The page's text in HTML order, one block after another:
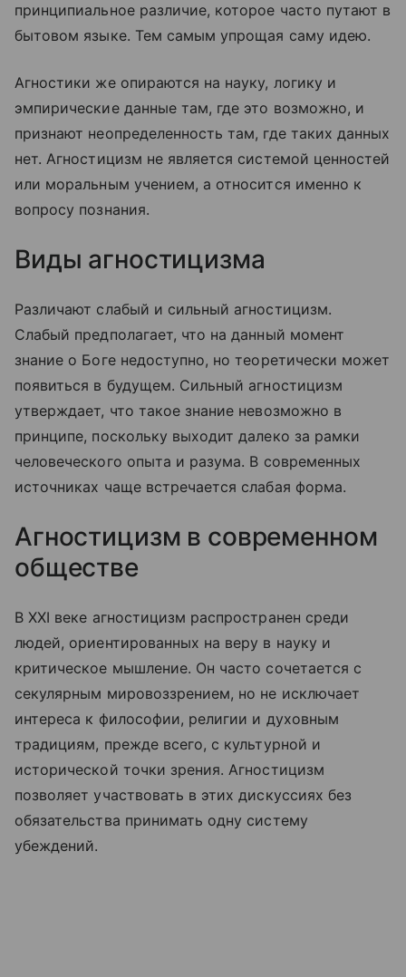
принципиальное различие, которое часто путают в
бытовом языке. Тем самым упрощая саму идею.
Агностики же опираются на науку, логику и
эмпирические данные там, где это возможно, и
признают неопределенность там, где таких данных
нет. Агностицизм не является системой ценностей
или моральным учением, а относится именно к
вопросу познания.
Виды агностицизма
Различают слабый и сильный агностицизм.
Слабый предполагает, что на данный момент
знание о Боге недоступно, но теоретически может
появиться в будущем. Сильный агностицизм
утверждает, что такое знание невозможно в
принципе, поскольку выходит далеко за рамки
человеческого опыта и разума. В современных
источниках чаще встречается слабая форма.
Агностицизм в современном
обществе
В XXI веке агностицизм распространен среди
людей, ориентированных на веру в науку и
критическое мышление. Он часто сочетается с
секулярным мировоззрением, но не исключает
интереса к философии, религии и духовным
традициям, прежде всего, с культурной и
исторической точки зрения. Агностицизм
позволяет участвовать в этих дискуссиях без
обязательства принимать одну систему
убеждений.